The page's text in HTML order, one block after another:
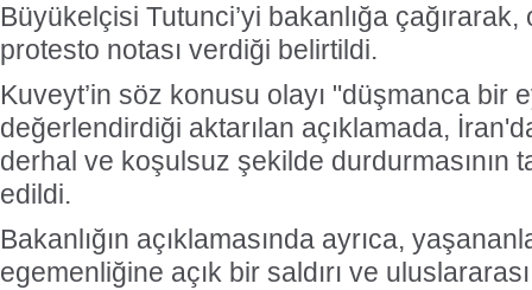
Büyükelçisi Tutunci’yi bakanlığa
protesto notası verdiği belirtildi.
Kuveyt’in söz konusu olayı "düşmanca bir
değerlendirdiği aktarılan açıklamada,
derhal ve koşulsuz şekilde durdurmasının
edildi.
Bakanlığın açıklamasında ayrıca,
egemenliğine açık bir saldırı ve